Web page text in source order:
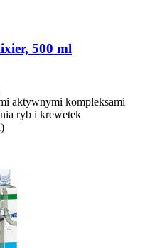
500 ml
aktywnymi kompleksami
ryb i krewetek